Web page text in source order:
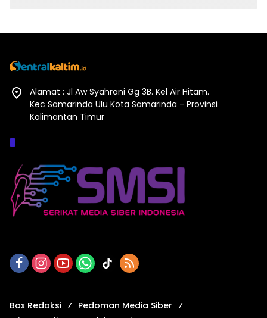
Alamat : Jl Aw Syahrani Gg 3B. Kel Air Hitam.
Kec Samarinda Ulu Kota Samarinda - Provinsi
Kalimantan Timur
Box Redaksi
Pedoman Media Siber